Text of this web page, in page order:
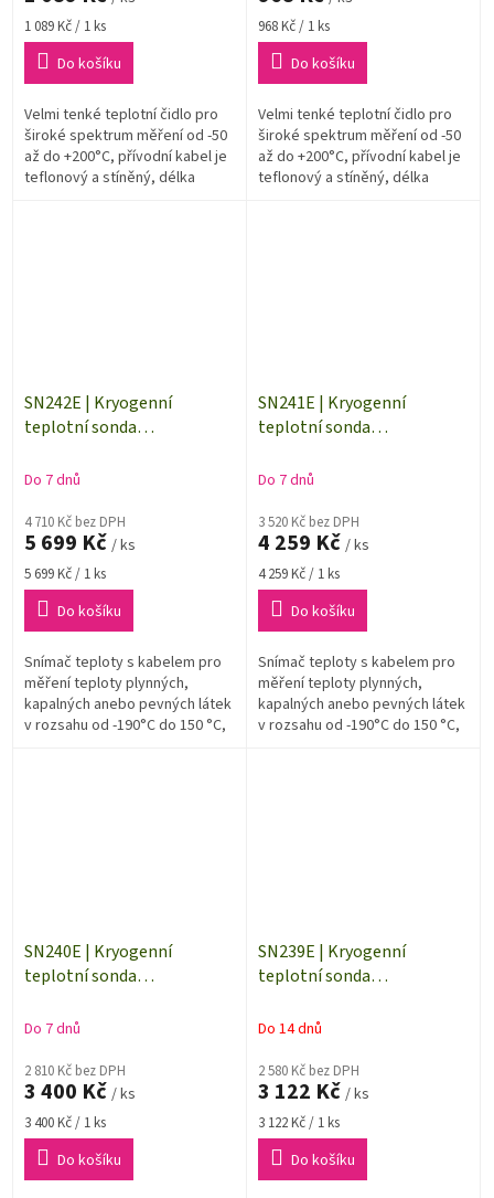
Měrná
cena:
1 089 Kč / 1 ks
Do košíku
Velmi tenké teplotní čidlo pro
široké spektrum měření od -50
až do +200°C, přívodní kabel je
teflonový a stíněný, délka
Měrná
cena:
968 Kč / 1 ks
Do košíku
Velmi tenké teplotní čidlo pro
široké spektrum měření od -50
až do +200°C, přívodní kabel je
teflonový a stíněný, délka
SN242E | Kryogenní
teplotní sonda
+150 °C, konektor ELKA,
Do 7 dnů
4 710 Kč bez DPH
5 699 Kč / ks
Měrná
cena:
5 699 Kč / 1 ks
Do košíku
Snímač teploty s kabelem pro
měření teploty plynných,
kapalných anebo pevných látek
v rozsahu od -190°C do 150 °C,
SN241E | Kryogenní
teplotní sonda
+150 °C, konektor ELKA,
Do 7 dnů
3 520 Kč bez DPH
4 259 Kč / ks
Měrná
cena:
4 259 Kč / 1 ks
Do košíku
Snímač teploty s kabelem pro
měření teploty plynných,
kapalných anebo pevných látek
v rozsahu od -190°C do 150 °C,
SN240E | Kryogenní
teplotní sonda
+150 °C, konektor ELKA,
Do 7 dnů
2 810 Kč bez DPH
3 400 Kč / ks
Měrná
cena:
3 400 Kč / 1 ks
Do košíku
SN239E | Kryogenní
teplotní sonda
+150 °C, konektor ELKA,
Do 14 dnů
2 580 Kč bez DPH
3 122 Kč / ks
Měrná
cena:
3 122 Kč / 1 ks
Do košíku